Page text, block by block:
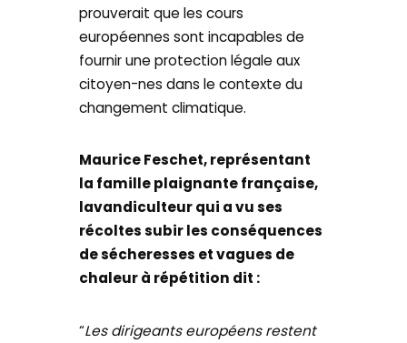
prouverait que les cours
européennes sont incapables de
fournir une protection légale aux
citoyen-nes dans le contexte du
changement climatique.
Maurice Feschet, représentant
la famille plaignante française,
lavandiculteur qui a vu ses
récoltes subir les conséquences
de sécheresses et vagues de
chaleur à répétition dit :
“Les dirigeants européens restent